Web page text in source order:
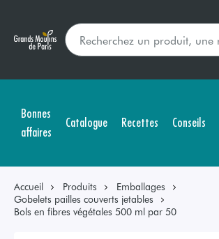
Bonnes
affaires
Catalogue Recettes Conseils
Accueil Produits
Emballages
Gobelets pailles couverts jetables
Bols en fibres végétales 500 ml par 50